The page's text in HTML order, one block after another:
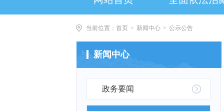
当前位置： 首页 > 新闻中心 > 公示公告
新闻中心
政务要闻